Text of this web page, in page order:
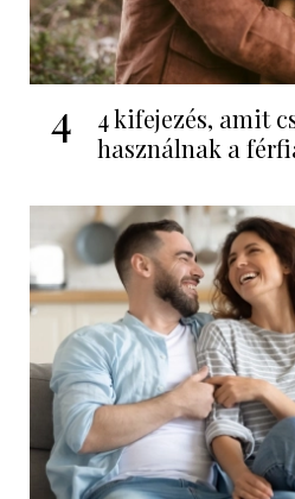
4
4 kifejezés, amit
használnak a